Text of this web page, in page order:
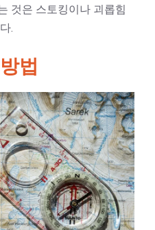
것은 스토킹이나 괴롭힘
.
법